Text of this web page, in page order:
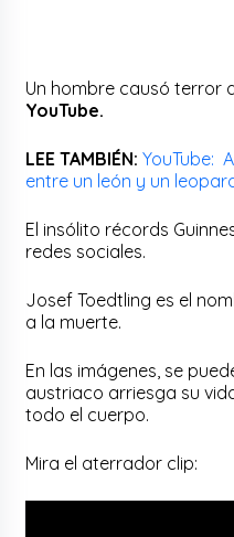
Un hombre causó terror
YouTube.
LEE TAMBIÉN: YouTube:
entre un león y un
El insólito récords
redes sociales.
Josef Toedtling es el
a la muerte.
En las imágenes, se
austriaco arriesga su
todo el cuerpo.
Mira el aterrador clip: